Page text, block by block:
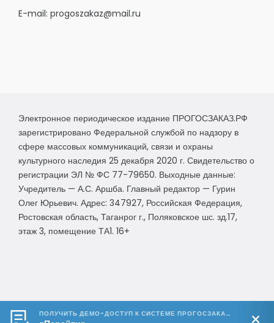
E-mail: progoszakaz@mail.ru
Электронное периодическое издание ПРОГОСЗАКАЗ.РФ
зарегистрировано Федеральной службой по надзору в
сфере массовых коммуникаций, связи и охраны
культурного наследия 25 декабря 2020 г. Свидетельство о
регистрации ЭЛ № ФС 77-79650. Выходные данные:
Учредитель — А.С. Аршба. Главный редактор — Гурин
Олег Юрьевич. Адрес: 347927, Российская Федерация,
Ростовская область, Таганрог г., Поляковское шс. зд.17,
этаж 3, помещение ТА1. 16+
© 2023 Все права защищены.Разработка компании "АРТ-ИНТ"
ПОЛУЧИТЬ ДЕМО-ДОСТУП К СИСТЕМЕ ПРОГОСЗАКАЗ.РФ 🔥